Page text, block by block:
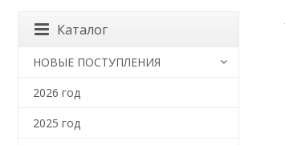
Каталог
НОВЫЕ ПОСТУПЛЕНИЯ
2026 год
2025 год